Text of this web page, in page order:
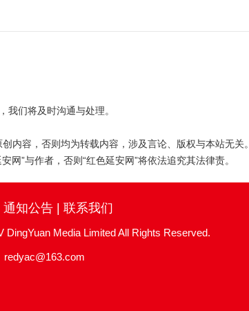
们将及时沟通与处理。
内容，否则均为转载内容，涉及言论、版权与本站无关。
”与作者，否则“红色延安网”将依法追究其法律责。
通知公告| 联系我们
Media Limited All Rights Reserved.